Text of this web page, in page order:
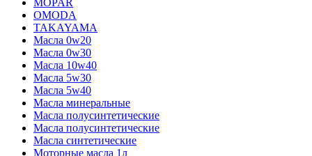
OMODA
TAKAYAMA
Масла 0w20
Масла 0w30
Масла 10w40
Масла 5w30
Масла 5w40
Масла минеральные
Масла полусинтетические
Масла полусинтетические
Масла синтетические
Моторные масла 1л